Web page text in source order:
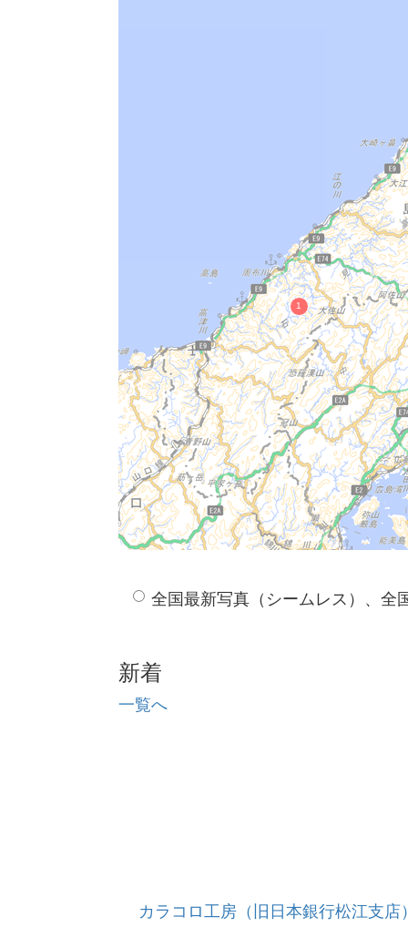
全国最新写真（シームレス）、全
新着
一覧へ
カラコロ工房（旧日本銀行松江支店